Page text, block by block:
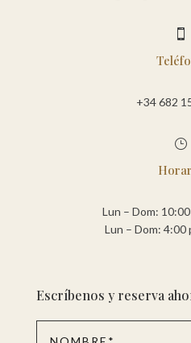

+34 682
}
Lun – Dom:
Lun – Dom: 4:00
Escríbenos y reserva